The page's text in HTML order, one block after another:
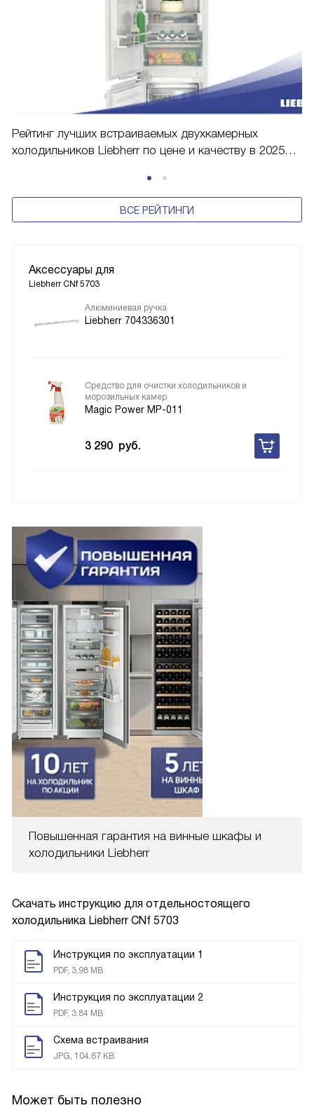
Повышенная гарантия на винные шкафы и
холодильники Liebherr
Скачать инструкцию для отдельностоящего
холодильника Liebherr CNf 5703
Инструкция по эксплуатации 1
PDF, 3.98 MB
Инструкция по эксплуатации 2
PDF, 3.84 MB
Схема встраивания
JPG, 104.67 KB
Может быть полезно
Рейтинг лучших встраиваемых двухкамерных
холодильников Liebherr по цене и качеству в 2025
ВСЕ РЕЙТИНГИ
Аксессуары для
Liebherr CNf 5703
Алюминиевая ручка
Liebherr 704336301
Средство для очистки холодильников и
морозильных камер
Magic Power MP-011
3 290 руб.